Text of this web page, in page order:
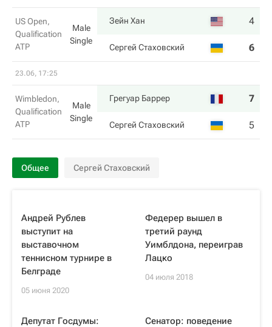
US Open,
Qualification
ATP
Male
Single
Зейн Хан 4
Сергей Стаховский 6
23.06, 17:25
Wimbledon,
Qualification
ATP
Male
Single
Грегуар Баррер 7
Сергей Стаховский 5
Общее Сергей Стаховский
Андрей Рублев
выступит на
выставочном
теннисном турнире в
Белграде
05 июня 2020
Федерер вышел в
третий раунд
Уимблдона, переиграв
Лацко
04 июля 2018
Депутат Госдумы:
Сенатор: поведение